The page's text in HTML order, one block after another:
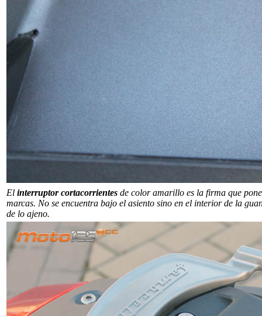
El interruptor cortacorrientes de color amarillo es la firma que
marcas. No se encuentra bajo el asiento sino en el interior de la
de lo ajeno.